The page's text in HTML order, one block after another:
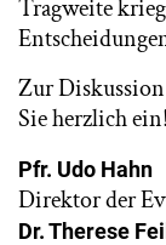
Tragweite
Zur
Sie herzlich ein!
Pfr. Udo Hahn
Direktor der
Dr. Therese